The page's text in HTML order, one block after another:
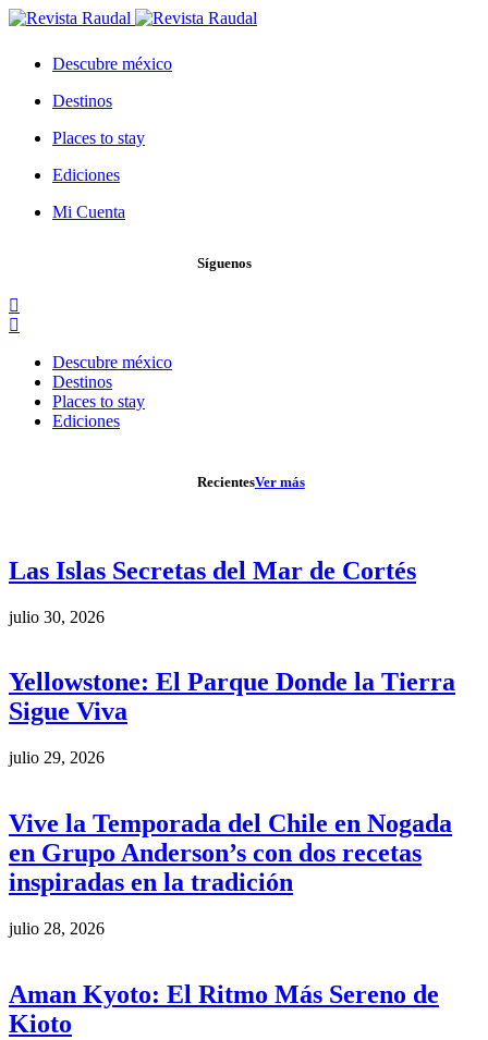
Descubre méxico
Destinos
Places to stay
Ediciones
Mi Cuenta
Síguenos
Descubre méxico
Destinos
Places to stay
Ediciones
RecientesVer más
Las Islas Secretas del Mar de Cortés
julio 30, 2026
Yellowstone: El Parque Donde la Tierra
Sigue Viva
julio 29, 2026
Vive la Temporada del Chile en Nogada
en Grupo Anderson’s con dos recetas
inspiradas en la tradición
julio 28, 2026
Aman Kyoto: El Ritmo Más Sereno de
Kioto